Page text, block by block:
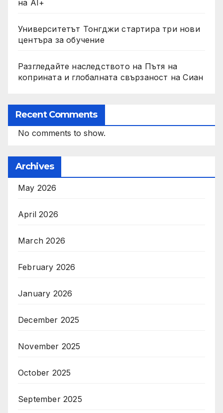
на AI+
Университетът Тонгджи стартира три нови
центъра за обучение
Разгледайте наследството на Пътя на
коприната и глобалната свързаност на Сиан
Recent Comments
No comments to show.
Archives
May 2026
April 2026
March 2026
February 2026
January 2026
December 2025
November 2025
October 2025
September 2025